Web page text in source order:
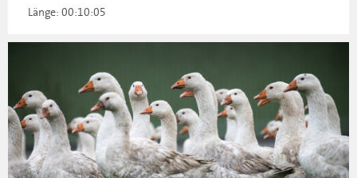
Länge: 00:10:05